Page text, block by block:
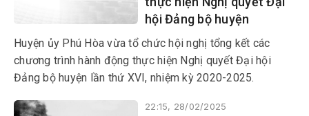
UBND tỉnh ban hành.
hội Đảng bộ huyện
Huyện ủy Phú Hòa vừa tổ chức hội nghị tổng kết các
chương trình hành động thực hiện Nghị quyết Đại hội
Đảng bộ huyện lần thứ XVI, nhiệm kỳ 2020-2025.
22:15, 28/02/2025